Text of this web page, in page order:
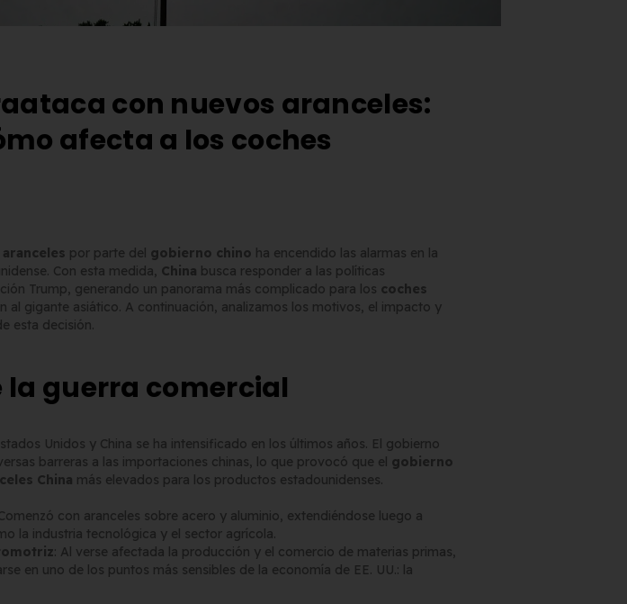
con nuevos aranceles:
afecta a los coches
por parte del gobierno chino ha encendido las alarmas en la
Con esta medida, China busca responder a las políticas
Trump, generando un panorama más complicado para los coches
al gigante asiático. A continuación, analizamos los motivos, el impacto y
esta decisión.
la guerra comercial
Unidos y China se ha intensificado en los últimos años. El gobierno
barreras a las importaciones chinas, lo que provocó que el gobierno
China más elevados para los productos estadounidenses.
con aranceles sobre acero y aluminio, extendiéndose luego a
la industria tecnológica y el sector agrícola.
: Al verse afectada la producción y el comercio de materias primas,
en uno de los puntos más sensibles de la economía de EE. UU.: la
Comprar matrículas a
proveedores vs. Instalar tu
propio equipo de
Matrícula Acrílica para
Ciclomotor y Patinete:
Normativa DGT 2026